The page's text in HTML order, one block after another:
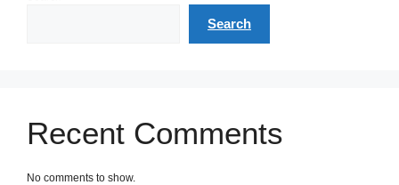
Search
Recent Comments
No comments to show.